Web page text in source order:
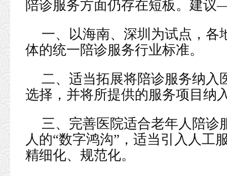
陪诊服务方面仍存在短板。建
一、以海南、深圳为试点，各
体的统一陪诊服务行业标准。
二、适当拓展将陪诊服务纳入
选择，并将所提供的服务项目纳
三、完善医院适合老年人陪诊
人的“数字鸿沟”，适当引入人工
精细化、规范化。